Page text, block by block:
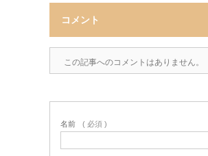
コメント
この記事へのコメントはありません。
名前 ( 必須 )